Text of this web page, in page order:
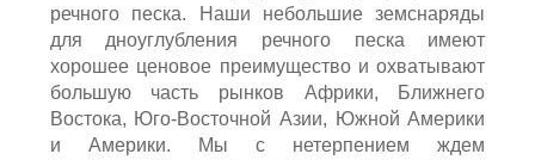
речного песка. Наши небольшие земснаряды
для дноуглубления речного песка имеют
хорошее ценовое преимущество и охватывают
большую часть рынков Африки, Ближнего
Востока, Юго-Восточной Азии, Южной Америки
и Америки. Мы с нетерпением ждем